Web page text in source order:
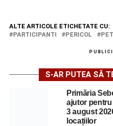
ALTE ARTICOLE ETICHETATE CU:
PARTICIPANTI
PERICOL
S-AR PUTEA SĂ
Primăria
ajutor
3 august
locațiilor